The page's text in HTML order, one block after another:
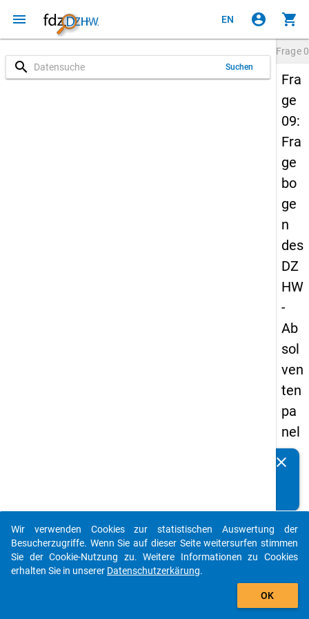
menu EN account_circle shopping_cart
search Suchen
Frage
Fra
ge
09:
Fra
ge
bo
ge
n
des
DZ
HW
-
Ab
sol
ven
ten
pa
nel
s
-
zw
eit
clear
auto_stories
add_shopping_cart
Wir verwenden Cookies zur statistischen Auswertung der
Besucherzugriffe. Wenn Sie auf dieser Seite weitersurfen stimmen
Sie der Cookie-Nutzung zu. Weitere Informationen zu Cookies
erhalten Sie in unserer Datenschutzerkärung.
OK